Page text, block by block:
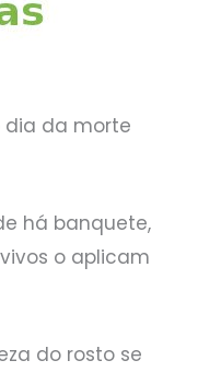
dia da morte
há banquete,
o aplicam
do rosto se